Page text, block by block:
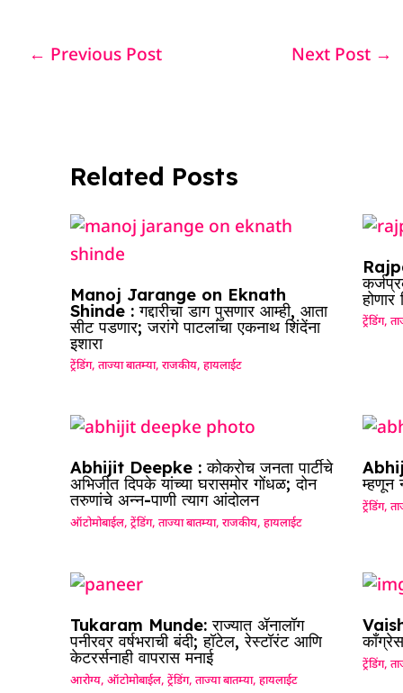
e
k
s e e
← Previous Post Next Post →
Related Posts
Manoj Jarange on Eknath
Shinde : गद्दारीचा डाग पुसणार आम्ही, आता
सीट पडणार; जरांगे पाटलांचा एकनाथ शिंदेंना
इशारा
ट्रेंडिंग,ताज्या बातम्या,राजकीय,हायलाईट
होणार
ट्रेंडिंग,
Abhijit Deepke : कोकरोच जनता पार्टीचे
अभिजीत दिपके यांच्या घरासमोर गोंधळ; दोन
तरुणांचे अन्न-पाणी त्याग आंदोलन
ऑटोमोबाईल,ट्रेंडिंग,ताज्या बातम्या,राजकीय,हायलाईट
म्हणून
ट्रेंडिंग,
Tukaram Munde: राज्यात ॲनालॉग
पनीरवर वर्षभराची बंदी; हॉटेल, रेस्टॉरंट आणि
केटरर्सनाही वापरास मनाई
आरोग्य,ऑटोमोबाईल,ट्रेंडिंग,ताज्या बातम्या,हायलाईट
ट्रेंडिंग,